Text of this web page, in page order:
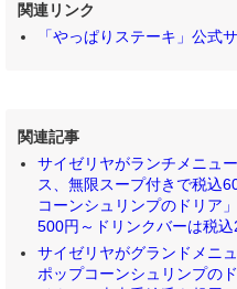
関連リンク
「やっぱりステーキ」公式
関連記事
サイゼリヤがランチメニュ
ス、無限スープ付きで税込
コーンシュリンプのドリア
500円～ドリンクバーは税
サイゼリヤがグランドメニ
ポップコーンシュリンプの